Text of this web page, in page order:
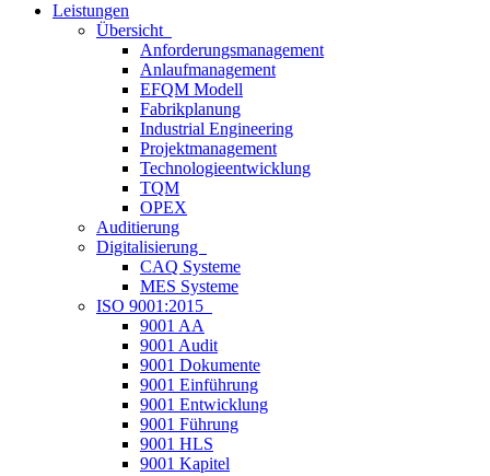
Leistungen
Übersicht
Anforderungsmanagement
Anlaufmanagement
EFQM Modell
Fabrikplanung
Industrial Engineering
Projektmanagement
Technologieentwicklung
TQM
OPEX
Auditierung
Digitalisierung
CAQ Systeme
MES Systeme
ISO 9001:2015
9001 AA
9001 Audit
9001 Dokumente
9001 Einführung
9001 Entwicklung
9001 Führung
9001 HLS
9001 Kapitel